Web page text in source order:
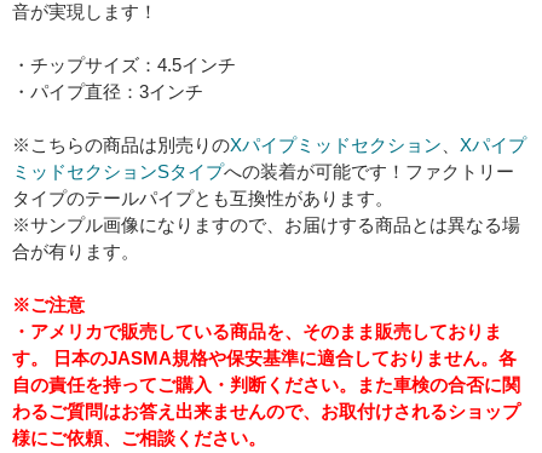
音が実現します！
・チップサイズ：4.5インチ
・パイプ直径：3インチ
※こちらの商品は別売りのXパイプミッドセクション
Xパイプ
ミッドセクションSタイプへの装着が可能です！ファクトリー
タイプのテールパイプとも互換性があります。
※サンプル画像になりますので、お届けする商品とは異なる場
合が有ります。
※ご注意
・アメリカで販売している商品を、そのまま販売しておりま
す。 日本のJASMA規格や保安基準に適合しておりません。各
自の責任を持ってご購入・判断ください。また車検の合否に関
わるご質問はお答え出来ませんので、お取付けされるショップ
様にご依頼、ご相談ください。